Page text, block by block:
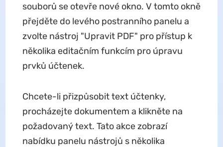
souborů se otevře nové okno. V tomto okně
přejděte do levého postranního panelu a
zvolte nástroj "Upravit PDF" pro přístup k
několika editačním funkcím pro úpravu
prvků účtenek.
Chcete-li přizpůsobit text účtenky,
procházejte dokumentem a klikněte na
požadovaný text. Tato akce zobrazí
nabídku panelu nástrojů s několika